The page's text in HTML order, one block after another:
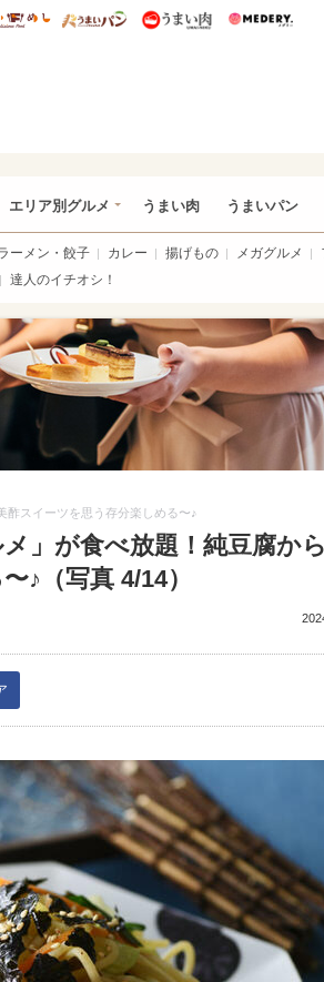
ィズニー特集
うまいめし うまいパン うまい肉
エリア別グルメ うまい肉 うまいパン
ーメン・餃子 カレー 揚げもの メガグルメ
達人のイチオシ！
酢スイーツを思う存分楽しめる〜♪
」が食べ放題！純豆腐か
♪（写真 4/14）